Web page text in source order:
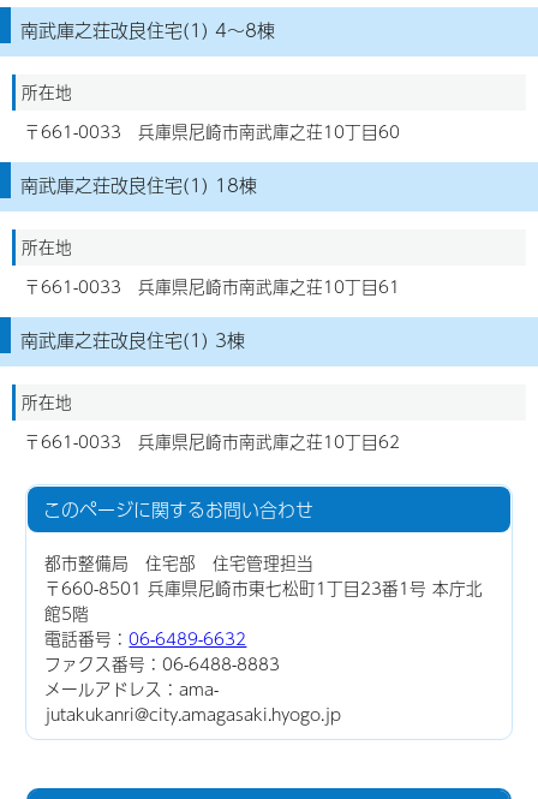
南武庫之荘改良住宅(1) 4～8棟
所在地
〒661-0033 兵庫県尼崎市南武庫之荘10丁目60
南武庫之荘改良住宅(1) 18棟
所在地
〒661-0033 兵庫県尼崎市南武庫之荘10丁目61
南武庫之荘改良住宅(1) 3棟
所在地
〒661-0033 兵庫県尼崎市南武庫之荘10丁目62
このページに関するお問い合わせ
都市整備局 住宅部 住宅管理担当
〒660-8501 兵庫県尼崎市東七松町1丁目23番1号 本庁北
館5階
電話番号：06-6489-6632
ファクス番号：06-6488-8883
メールアドレス：ama-
jutakukanri@city.amagasaki.hyogo.jp